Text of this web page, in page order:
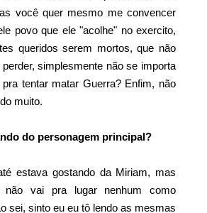
você quer mesmo me convencer
povo que ele "acolhe" no exercito,
queridos serem mortos, que não
simplesmente não se importa
tentar matar Guerra? Enfim, não
muito.
do personagem principal?
estava gostando da Miriam, mas
não vai pra lugar nenhum como
sei, sinto eu eu tô lendo as mesmas